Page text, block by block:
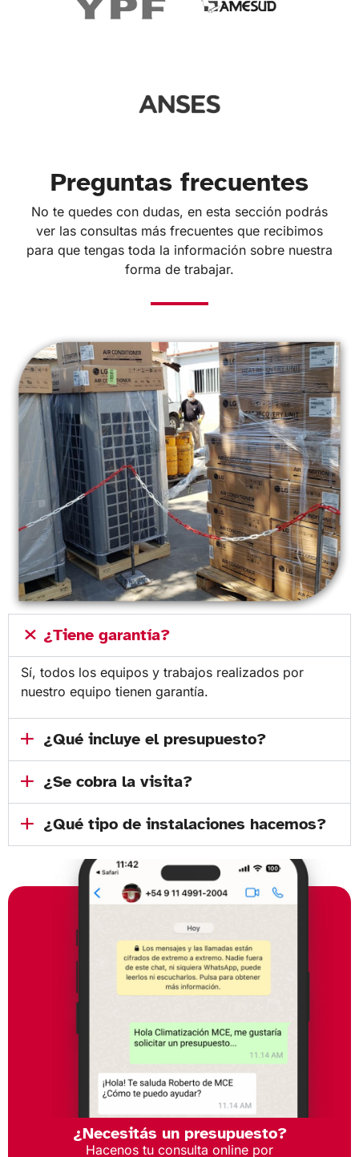
Preguntas frecuentes
No te quedes con dudas, en esta sección podrás
ver las consultas más frecuentes que recibimos
para que tengas toda la información sobre nuestra
forma de trabajar.
¿Tiene garantía?
Sí, todos los equipos y trabajos realizados por
nuestro equipo tienen garantía.
¿Qué incluye el presupuesto?
¿Se cobra la visita?
¿Qué tipo de instalaciones hacemos?
¿Necesitás un presupuesto?
Hacenos tu consulta online por